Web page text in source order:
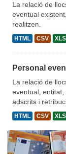
La relació de
eventual
realitzen.
HTML CSV
Personal
La relació de
eventual,
adscrits i
HTML CSV